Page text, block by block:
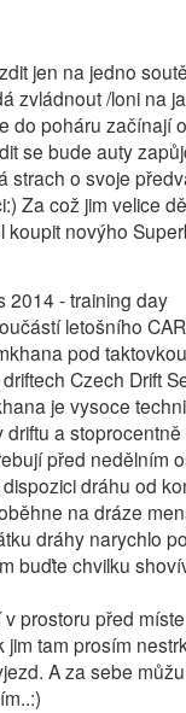
jen na jedno
zvládnout /loni na
do poháru začínají
se bude auty
strach o svoje
Za což jim velice
koupit novýho
- training day
letošního
pod taktovkou
Czech Drift
je vysoce
a stoprocentně
před nedělním
dráhu od
na dráze
dráhy narychlo
buďte chvilku
prostoru před
jim tam prosím
A za sebe